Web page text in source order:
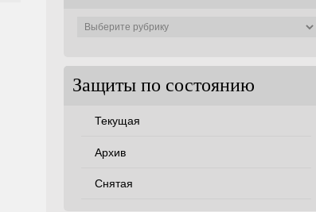
Защиты по состоянию
Текущая
Архив
Снятая